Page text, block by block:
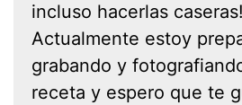
incluso hacerlas caseras!
Actualmente estoy
grabando y
receta y espero que te